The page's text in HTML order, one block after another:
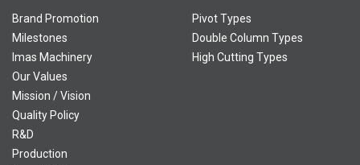
Brand Promotion
Milestones
Imas Machinery
Our Values
Mission / Vision
Quality Policy
R&D
Production
Pivot Types
Double Column Types
High Cutting Types